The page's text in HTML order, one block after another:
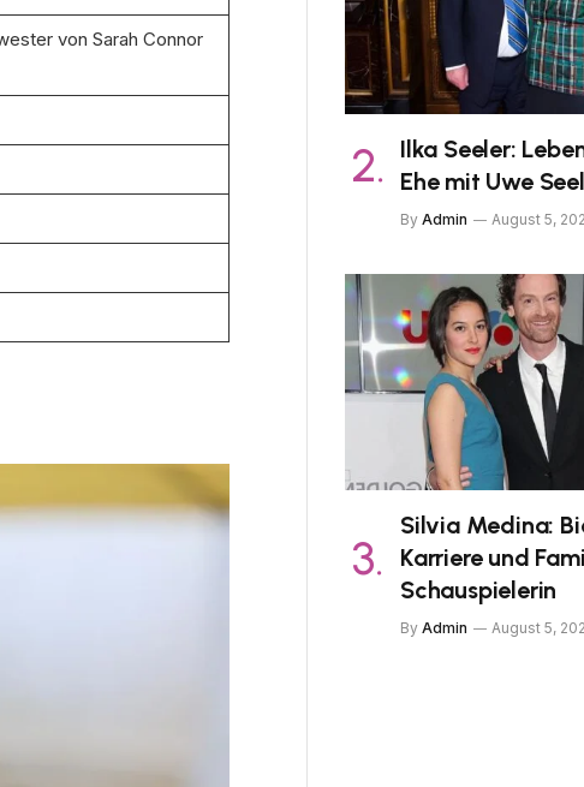
von Sarah Connor
Ilka Seeler:
Ehe mit Uwe
By Admin August 5,
Silvia Medina:
Karriere und
Schauspielerin
By Admin August 5,